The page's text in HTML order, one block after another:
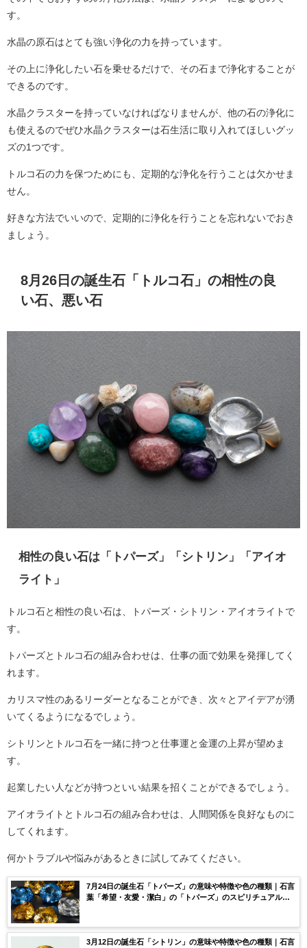
す。
水晶の原石はとても強い浄化の力を持っています。
その上に浄化したい石を乗せるだけで、その石まで浄化することが
できるのです。
水晶クラスターを持っていなければなりませんが、他の石の浄化に
も使えるのでぜひ水晶クラスターは石生活に取り入れてほしいグッ
ズの1つです。
トルコ石の力を保つためにも、定期的な浄化を行うことは欠かせま
せん。
好きな方法でいいので、定期的に浄化を行うことを忘れないでおき
ましょう。
8月26日の誕生石「トルコ石」の相性の良
い石、悪い石
相性の良い石は「トパーズ」「シトリン」「アイオ
ライト」
トルコ石と相性の良い石は、トパーズ・シトリン・アイオライトで
す。
トパーズとトルコ石の組み合わせは、仕事の面で効果を発揮してく
れます。
カリスマ性のあるリーダーとなることができ、次々とアイデアが湧
いてくるようになるでしょう。
シトリンとトルコ石を一緒に持つと仕事運と金運の上昇が望めま
す。
起業したい人などが持つといい結果を招くことができるでしょう。
アイオライトとトルコ石の組み合わせは、人間関係を良好なものに
してくれます。
何かトラブルや悩みがあるときに試してみてください。
7月24日の誕生石「トパーズ」の意味や特徴や色の種類｜石言
葉「希望・友愛・潔白」の「トパーズ」のスピリチュアルな
3月12日の誕生石「シトリン」の意味や特徴や色の種類｜石言